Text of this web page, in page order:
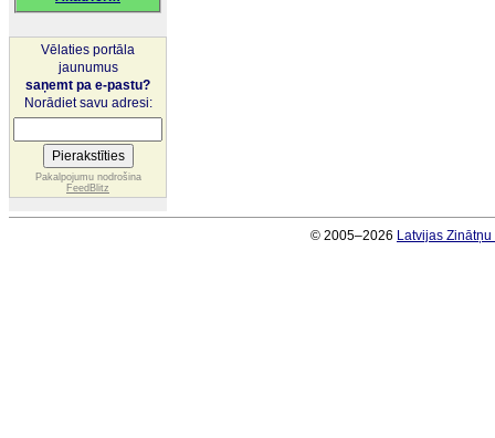
Vēlaties portāla
jaunumus
saņemt pa e-pastu?
Norādiet savu adresi:
Pakalpojumu nodrošina
FeedBlitz
© 2005–2026 Latvijas